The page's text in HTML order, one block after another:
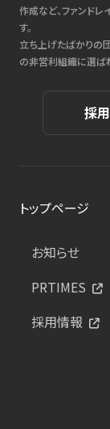
作成など、ファンド
す。
立ち上げたばかりの
の非営利組織に選ば
採
トップページ
お知らせ
PRTIMES
採用情報